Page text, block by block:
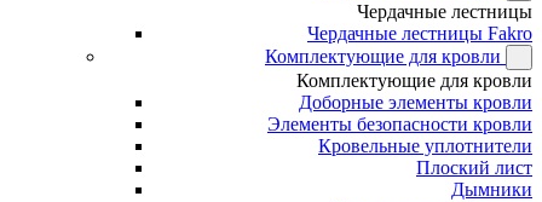
Чердачные лестницы
Чердачные лестницы Fakro
Комплектующие для кровли
Комплектующие для кровли
Доборные элементы кровли
Элементы безопасности кровли
Кровельные уплотнители
Плоский лист
Дымники